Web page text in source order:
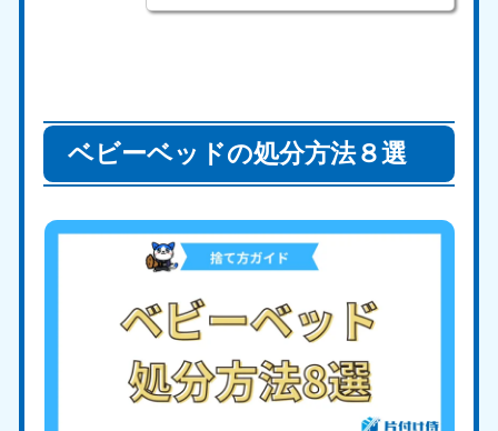
ベビーベッドの処分方法８選